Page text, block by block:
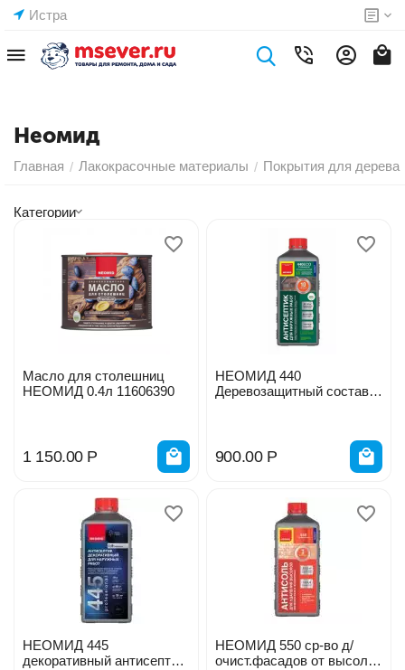
Истра
Неомид
Главная / Лакокрасочные материалы / Покрытия для дерева
Категории
Масло для столешниц
НЕОМИД 0.4л 11606390
1 150.00 Р
НЕОМИД 440
Деревозащитный состав
900.00 Р
НЕОМИД 445
декоративный антисептик
НЕОМИД 550 ср-во д/
очист.фасадов от высолов